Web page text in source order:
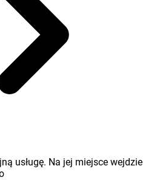
usługę. Na jej miejsce wejdzie